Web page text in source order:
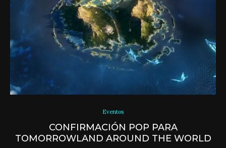
Eventos
CONFIRMACIÓN POP PARA
TOMORROWLAND AROUND THE WORLD